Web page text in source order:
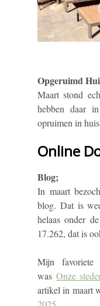
Opgeruimd
Maart stond
hebben daar
opruimen in
Online
Blog;
In maart
blog. Dat is
helaas onder
17.262, dat is
Mijn favoriete
was Onze
artikel in maart